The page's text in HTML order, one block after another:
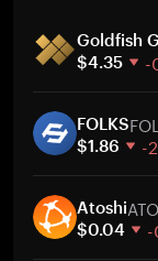
Goldfish
$4.35 -
30 gün
Piyasa değeri
FOLKS
$1.86 -
30 gün
Piyasa değeri
Atoshi
$0.04